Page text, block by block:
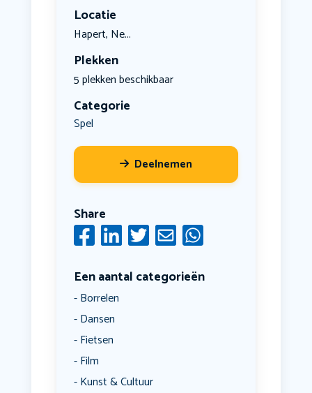
Locatie
Hapert, Ne...
Plekken
5 plekken beschikbaar
Categorie
Spel
Deelnemen
Share
Een aantal categorieën
Borrelen
Dansen
Fietsen
Film
Kunst & Cultuur